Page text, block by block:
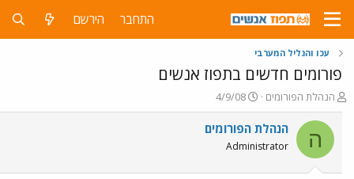
התחבר הירשם
עכו והגליל המערבי
פורומים חדשים בתפוז אנשים
פ
ו
ת
ח
ה
הנהלת הפורומים
פ
ו
ר
ם
4/9/08
ה הנהלת הפורומים
Administrator